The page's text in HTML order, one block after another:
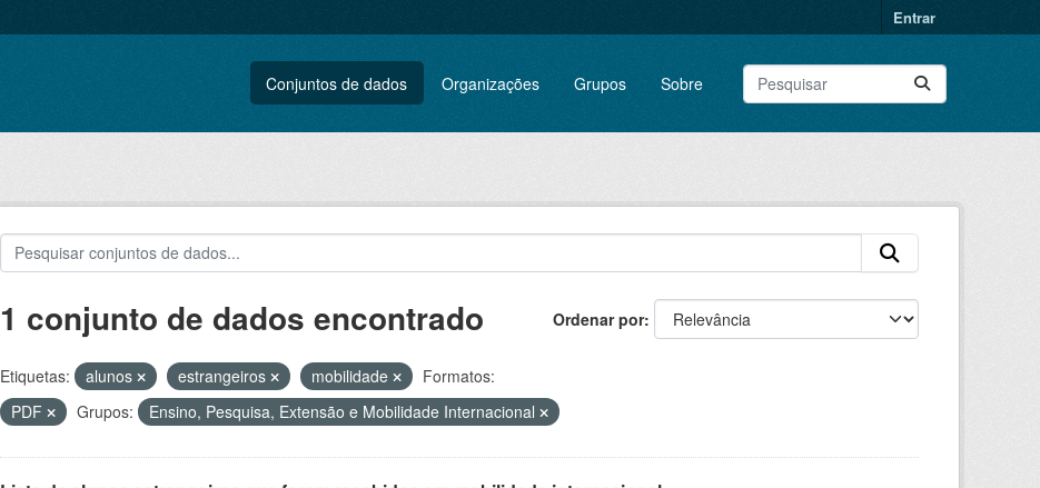
Entrar
Conjuntos de dados Organizações Grupos Sobre
Ordenar por
1 conjunto de dados encontrado
Etiquetas: alunos estrangeiros mobilidade
Formatos:
PDF
Grupos: Ensino, Pesquisa, Extensão e Mobilidade Internacional